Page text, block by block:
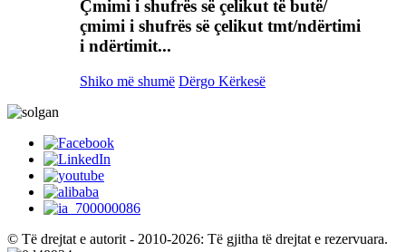
Çmimi i shufrës së çelikut të butë/
çmimi i shufrës së çelikut tmt/ndërtimi
i ndërtimit...
Shiko më shumë Dërgo Kërkesë
© Të drejtat e autorit - 2010-2026: Të gjitha të drejtat e rezervuara.